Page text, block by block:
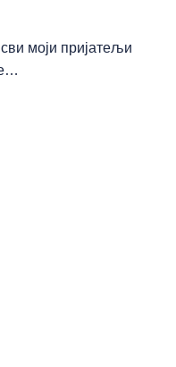
моји пријатељи